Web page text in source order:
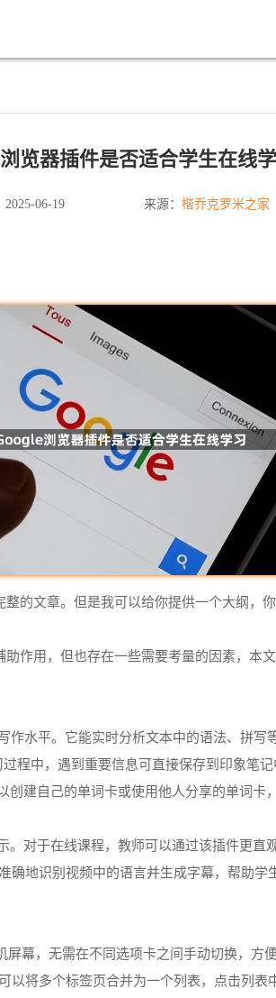
览器插件是否适合学生在线
2025-06-19 来源： 楷乔克罗米之家
的文章。但是我可以给你提供一个大纲，
作用，但也存在一些需要考量的因素，本
水平。它能实时分析文本中的语法、拼写
程中，遇到重要信息可直接保存到印象笔
建自己的单词卡或使用他人分享的单词卡
。对于在线课程，教师可以通过该插件更直
确地识别视频中的语言并生成字幕，帮助
幕，无需在不同选项卡之间手动切换，方
以将多个标签页合并为一个列表，点击列